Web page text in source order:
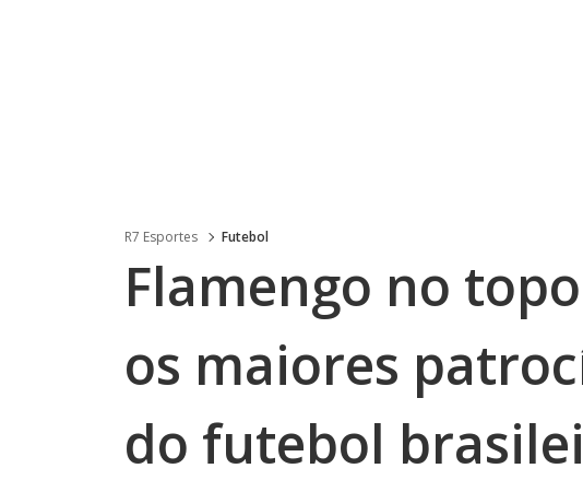
R7 Esportes Futebol
Flamengo no
os maiores
do futebol